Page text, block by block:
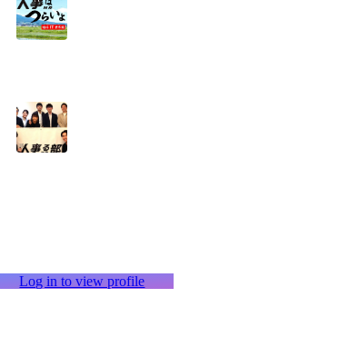
Log in to view profile